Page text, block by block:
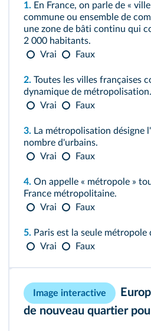
1. En France, on parle de «
commune ou ensemble de
une zone de bâti continu qui
2 000 habitants.
Vrai
Faux
2. Toutes les villes françaises
dynamique de métropolisation.
Vrai
Faux
3. La métropolisation désigne
nombre d'urbains.
Vrai
Faux
4. On appelle « métropole »
France métropolitaine.
Vrai
Faux
5. Paris est la seule
Vrai
Faux
Image interactive
de nouveau quartier